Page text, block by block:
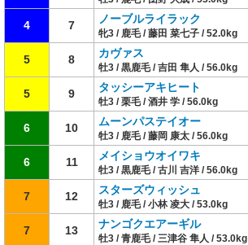
4 7 ノーブルライラック
牝3 / 鹿毛 / 藤田 菜七子 / 52.0kg
5 8 カヴァス
牡3 / 黒鹿毛 / 吉田 隼人 / 56.0kg
5 9 タッシーアキヒート
牡3 / 栗毛 / 酒井 学 / 56.0kg
6 10 ムーンパステイオー
牡3 / 鹿毛 / 藤岡 康太 / 56.0kg
6 11 メイショウオイワキ
牡3 / 黒鹿毛 / 古川 吉洋 / 56.0kg
7 12 スターズウィッシュ
牡3 / 鹿毛 / 小林 凌大 / 53.0kg
7 13 ナンゴクエアーギル
牡3 / 青鹿毛 / 三津谷 隼人 / 53.0kg